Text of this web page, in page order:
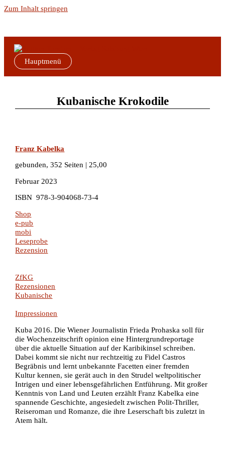
Zum Inhalt springen
Hauptmenü
Kubanische Krokodile
Franz Kabelka
gebunden, 352 Seiten | 25,00
Februar 2023
ISBN 978-3-904068-73-4
Shop
e-pub
mobi
Leseprobe
Rezension
ZfKG
Rezensionen
Kubanische
Impressionen
Kuba 2016. Die Wiener Journalistin Frieda Prohaska soll für
die Wochenzeitschrift opinion eine Hintergrundreportage
über die aktuelle Situation auf der Karibikinsel schreiben.
Dabei kommt sie nicht nur rechtzeitig zu Fidel Castros
Begräbnis und lernt unbekannte Facetten einer fremden
Kultur kennen, sie gerät auch in den Strudel weltpolitischer
Intrigen und einer lebensgefährlichen Entführung. Mit großer
Kenntnis von Land und Leuten erzählt Franz Kabelka eine
spannende Geschichte, angesiedelt zwischen Polit-Thriller,
Reiseroman und Romanze, die ihre Leserschaft bis zuletzt in
Atem hält.